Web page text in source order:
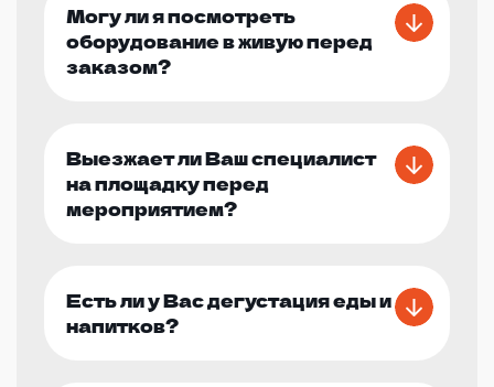
Могу ли я посмотреть
оборудование в живую перед
заказом?
Выезжает ли Ваш специалист
на площадку перед
мероприятием?
Есть ли у Вас дегустация еды и
напитков?